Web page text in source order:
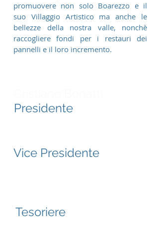
promuovere non solo Boarezzo e il
suo Villaggio Artistico ma anche le
bellezze della nostra valle, nonchè
raccogliere fondi per i restauri dei
pannelli e il loro incremento.
Presidente
Vice Presidente
Tesoriere